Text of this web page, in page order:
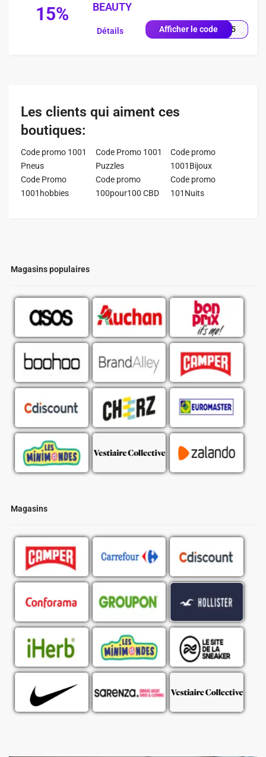
Magasins populaires
Magasins
15%
BEAUTY
Afficher le codeNA15
Détails
Les clients qui aiment ces
boutiques:
Code promo 1001
Pneus
Code Promo 1001
Puzzles
Code promo
1001Bijoux
Code Promo
1001hobbies
Code promo
100pour100 CBD
Code promo
101Nuits